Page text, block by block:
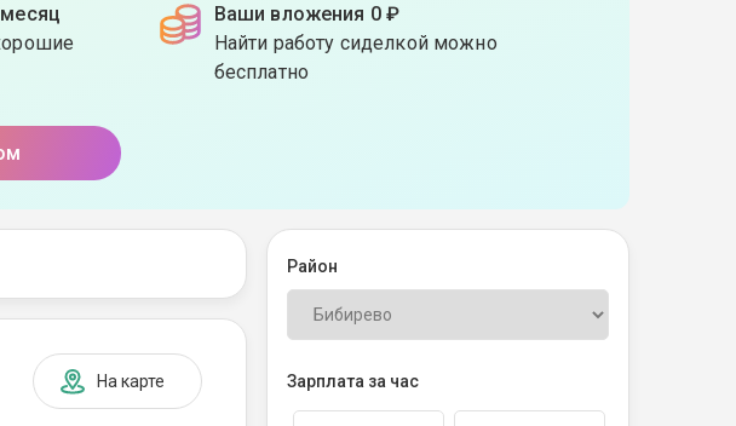
Ваши вложения 0 ₽
Найти работу сиделкой можно
бесплатно
На карте
Район
Зарплата за час